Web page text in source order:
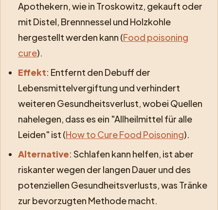
Apothekern, wie in Troskowitz, gekauft oder
mit Distel, Brennnessel und Holzkohle
hergestellt werden kann (Food poisoning
cure).
Effekt: Entfernt den Debuff der
Lebensmittelvergiftung und verhindert
weiteren Gesundheitsverlust, wobei Quellen
nahelegen, dass es ein "Allheilmittel für alle
Leiden" ist (How to Cure Food Poisoning).
Alternative: Schlafen kann helfen, ist aber
riskanter wegen der langen Dauer und des
potenziellen Gesundheitsverlusts, was Tränke
zur bevorzugten Methode macht.